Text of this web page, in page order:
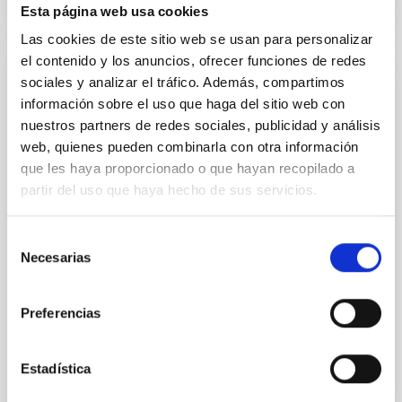
Esta página web usa cookies
Las cookies de este sitio web se usan para personalizar
el contenido y los anuncios, ofrecer funciones de redes
sociales y analizar el tráfico. Además, compartimos
información sobre el uso que haga del sitio web con
nuestros partners de redes sociales, publicidad y análisis
web, quienes pueden combinarla con otra información
que les haya proporcionado o que hayan recopilado a
partir del uso que haya hecho de sus servicios.
Necesarias
Preferencias
Estadística
Acuerdo para la instalación del Telescopio
de Treinta Metros (TMT) en el
Observatorio del Roque de los Muchachos
entre el IAC y el TMT International
Observatory LLC
Regular las condiciones para la instalación del TMT
decida de mutuo acuerdo, su demolición, retirada y
In-force date